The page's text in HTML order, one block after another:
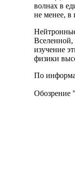
волнах в
не менее, в
Вселенной,
изучение
физики
По
Обозрение